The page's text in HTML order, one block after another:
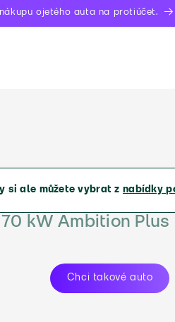
ojetého auta na protiúčet.
si ale můžete vybrat z nabídky
kW Ambition Plus
Chci takové auto